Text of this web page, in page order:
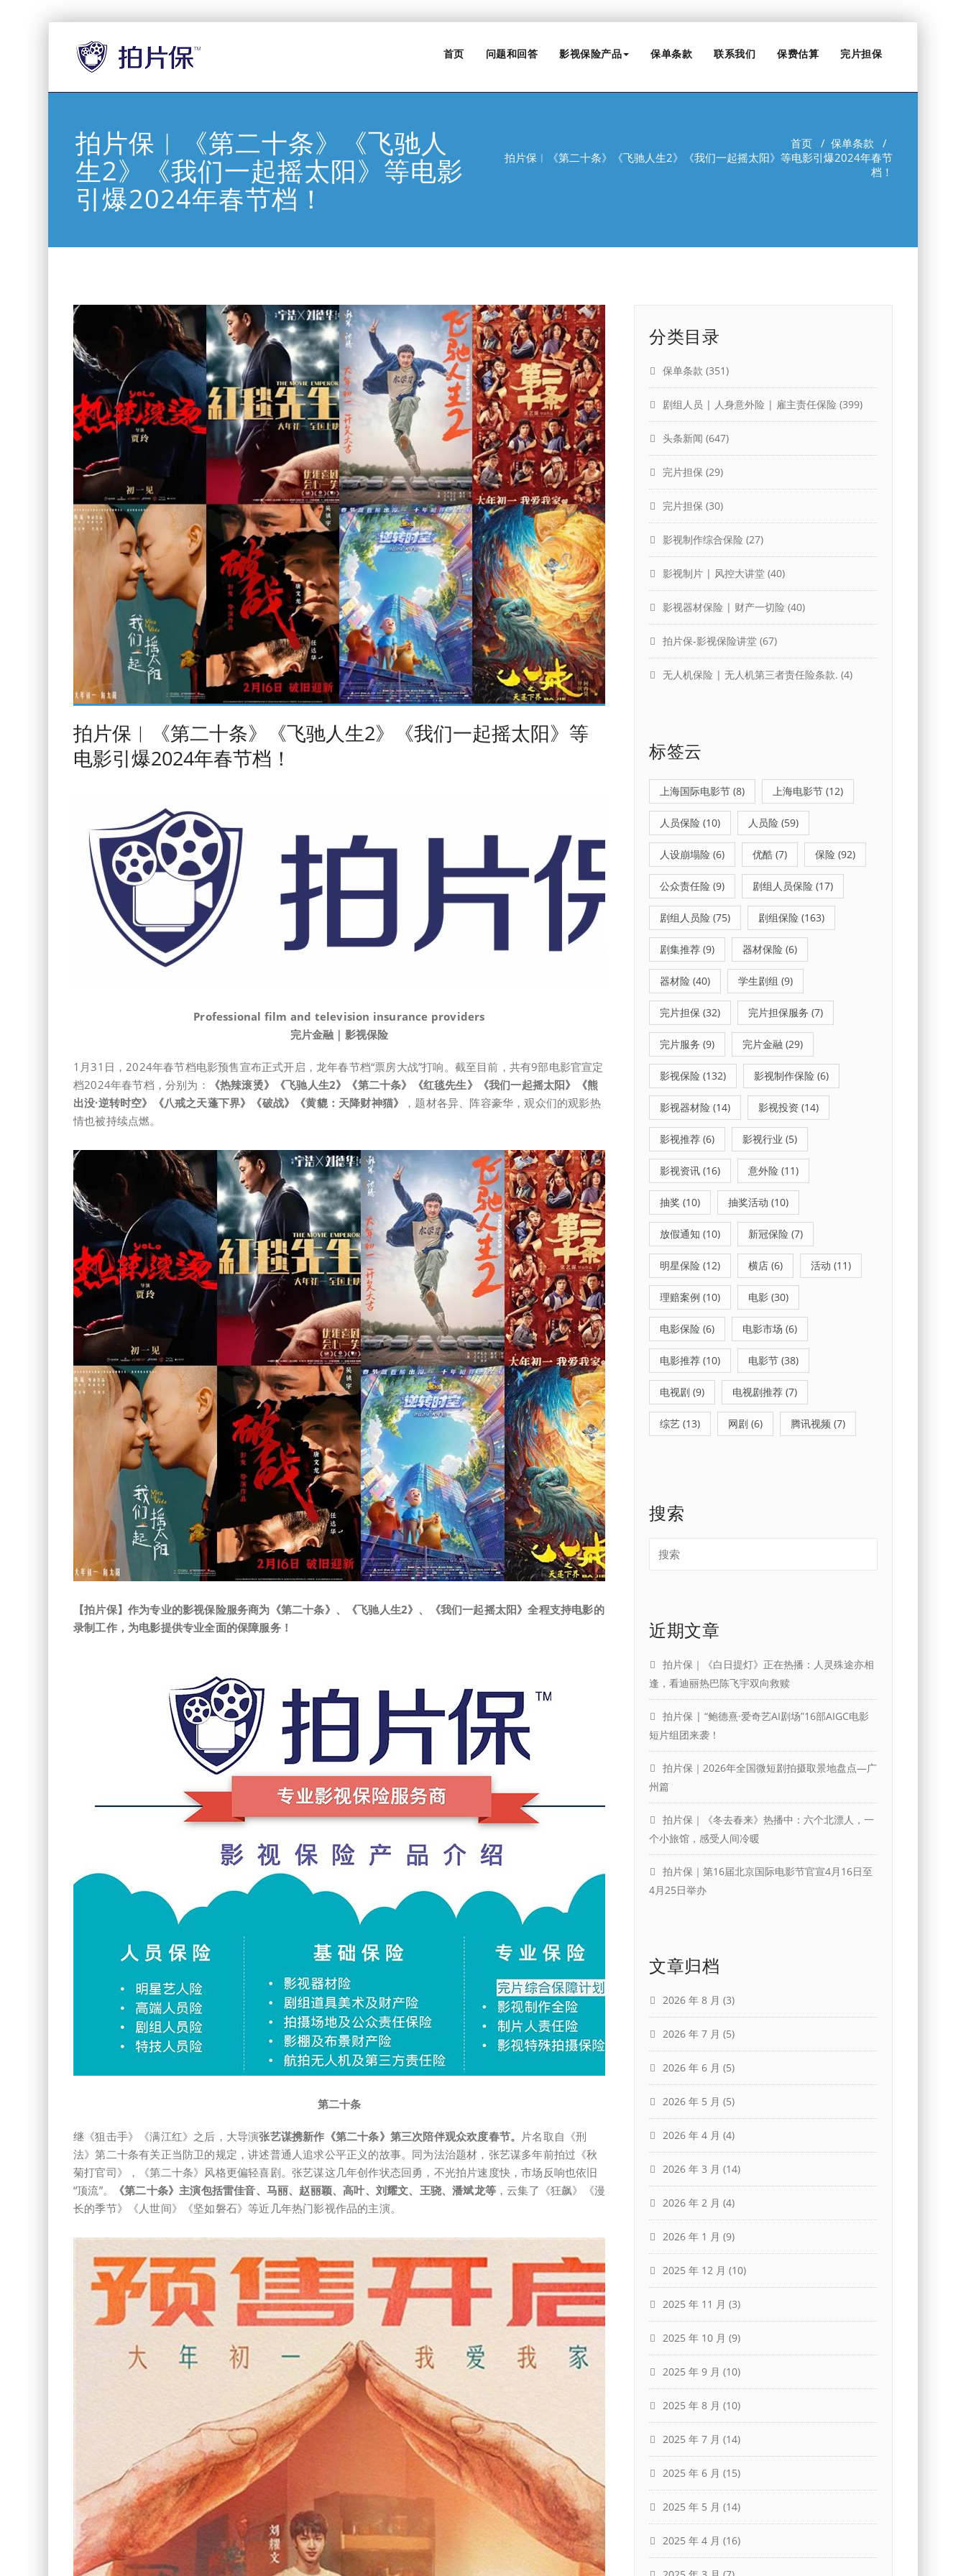
首页 问题和回答 影视保险产品 保单条款 联系我们 保费估算 完片担保
拍片保︱《第二十条》《飞驰人
生2》《我们一起摇太阳》等电影
引爆2024年春节档！
首页 / 保单条款 /
拍片保︱《第二十条》《飞驰人生2》《我们一起摇太阳》等电影引爆2024年春节
档！
拍片保︱《第二十条》《飞驰人生2》《我们一起摇太阳》等
电影引爆2024年春节档！
Professional film and television insurance providers
完片金融｜影视保险
1月31日，2024年春节档电影预售宣布正式开启，龙年春节档“票房大战”打响。截至目前，共有9部电影官宣定
档2024年春节档，分别为：
《热辣滚烫》《飞驰人生2》《第二十条》《红毯先生》《我们一起摇太阳》《熊
出没·逆转时空》《八戒之天蓬下界》《破战》《黄貔：天降财神猫》
，题材各异、阵容豪华，观众们的观影热
情也被持续点燃。
【拍片保】作为专业的影视保险服务商为《第二十条》、《飞驰人生2》、《我们一起摇太阳》全程支持电影的
录制工作，为电影提供专业全面的保障服务！
第二十条
继《狙击手》《满江红》之后，大导演张艺谋携新作《第二十条》第三次陪伴观众欢度春节。 片名取自《刑
法》第二十条有关正当防卫的规定，讲述普通人追求公平正义的故事。同为法治题材，张艺谋多年前拍过《秋
菊打官司》，《第二十条》风格更偏轻喜剧。张艺谋这几年创作状态回勇，不光拍片速度快，市场反响也依旧
“顶流”。
《第二十条》主演包括雷佳音、马丽、赵丽颖、高叶、刘耀文、王骁、潘斌龙等 ，云集了《狂飙》《漫
长的季节》《人世间》《坚如磐石》等近几年热门影视作品的主演。
分类目录
保单条款 (351)
剧组人员 | 人身意外险 | 雇主责任保险 (399)
头条新闻 (647)
完片担保 (29)
完片担保 (30)
影视制作综合保险 (27)
影视制片 | 风控大讲堂 (40)
影视器材保险 | 财产一切险 (40)
拍片保-影视保险讲堂 (67)
无人机保险 | 无人机第三者责任险条款. (4)
标签云
上海国际电影节 (8) 上海电影节 (12)
人员保险 (10) 人员险 (59)
人设崩塌险 (6) 优酷 (7) 保险 (92)
公众责任险 (9) 剧组人员保险 (17)
剧组人员险 (75) 剧组保险 (163)
剧集推荐 (9) 器材保险 (6)
器材险 (40) 学生剧组 (9)
完片担保 (32) 完片担保服务 (7)
完片服务 (9) 完片金融 (29)
影视保险 (132) 影视制作保险 (6)
影视器材险 (14) 影视投资 (14)
影视推荐 (6) 影视行业 (5)
影视资讯 (16) 意外险 (11)
抽奖 (10) 抽奖活动 (10)
放假通知 (10) 新冠保险 (7)
明星保险 (12) 横店 (6) 活动 (11)
理赔案例 (10) 电影 (30)
电影保险 (6) 电影市场 (6)
电影推荐 (10) 电影节 (38)
电视剧 (9) 电视剧推荐 (7)
综艺 (13) 网剧 (6) 腾讯视频 (7)
搜索
近期文章
拍片保｜《白日提灯》正在热播：人灵殊途亦相
逢，看迪丽热巴陈飞宇双向救赎
拍片保 | “鲍德熹·爱奇艺AI剧场”16部AIGC电影
短片组团来袭！
拍片保｜2026年全国微短剧拍摄取景地盘点—广
州篇
拍片保｜《冬去春来》热播中：六个北漂人，一
个小旅馆，感受人间冷暖
拍片保｜第16届北京国际电影节官宣4月16日至
4月25日举办
文章归档
2026 年 8 月 (3)
2026 年 7 月 (5)
2026 年 6 月 (5)
2026 年 5 月 (5)
2026 年 4 月 (4)
2026 年 3 月 (14)
2026 年 2 月 (4)
2026 年 1 月 (9)
2025 年 12 月 (10)
2025 年 11 月 (3)
2025 年 10 月 (9)
2025 年 9 月 (10)
2025 年 8 月 (10)
2025 年 7 月 (14)
2025 年 6 月 (15)
2025 年 5 月 (14)
2025 年 4 月 (16)